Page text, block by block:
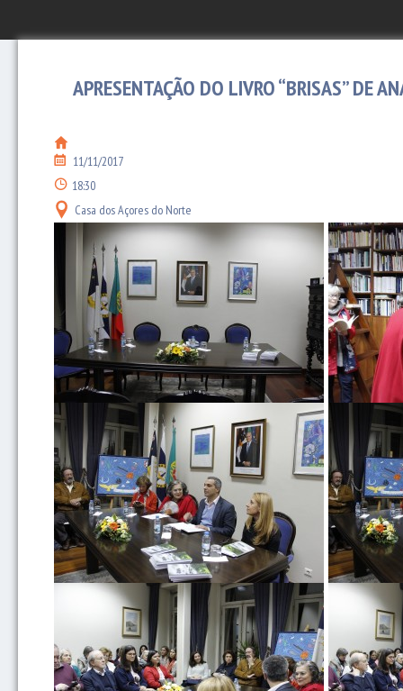
APRESENTAÇÃO DO LIVRO “BRISAS” DE
11/11/2017
18:30
Casa dos Açores do Norte